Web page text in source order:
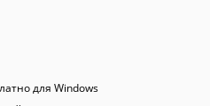
для Windows